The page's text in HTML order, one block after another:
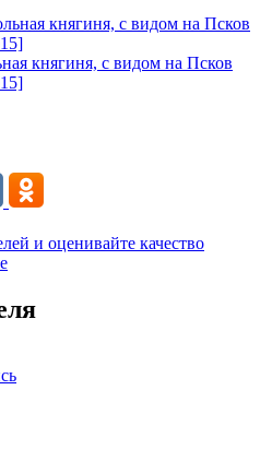
княгиня, с видом на Псков